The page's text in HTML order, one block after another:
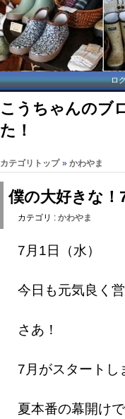
ロ
こうちゃんのブ
た！
カテゴリトップ »かわやま
僕の大好きな
カテゴリ : かわやま
7月1日（水）
今日も元気良く
さあ！
7月がスタートし
夏本番の幕開け